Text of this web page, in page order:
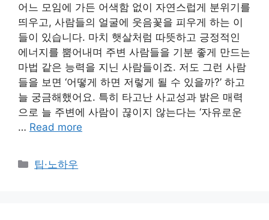
어느 모임에 가든 어색함 없이 자연스럽게 분위기를
띄우고, 사람들의 얼굴에 웃음꽃을 피우게 하는 이
들이 있습니다. 마치 햇살처럼 따뜻하고 긍정적인
에너지를 뿜어내며 주변 사람들을 기분 좋게 만드는
마법 같은 능력을 지닌 사람들이죠. 저도 그런 사람
들을 보면 ‘어떻게 하면 저렇게 될 수 있을까?’ 하고
늘 궁금해했어요. 특히 타고난 사교성과 밝은 매력
으로 늘 주변에 사람이 끊이지 않는다는 ‘자유로운
… Read more
Categories
팁·노하우